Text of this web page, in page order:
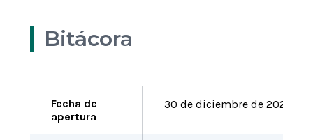
Bitácora
Fecha de
apertura
30 de diciembrede 2025